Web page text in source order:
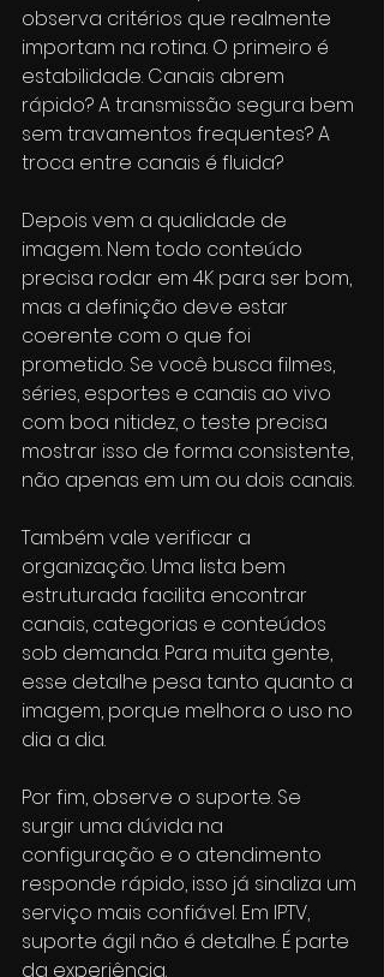
observa critérios que realmente
importam na rotina. O primeiro é
estabilidade. Canais abrem
rápido? A transmissão segura bem
sem travamentos frequentes? A
troca entre canais é fluida?
Depois vem a qualidade de
imagem. Nem todo conteúdo
precisa rodar em 4K para ser bom,
mas a definição deve estar
coerente com o que foi
prometido. Se você busca filmes,
séries, esportes e canais ao vivo
com boa nitidez, o teste precisa
mostrar isso de forma consistente,
não apenas em um ou dois canais.
Também vale verificar a
organização. Uma lista bem
estruturada facilita encontrar
canais, categorias e conteúdos
sob demanda. Para muita gente,
esse detalhe pesa tanto quanto a
imagem, porque melhora o uso no
dia a dia.
Por fim, observe o suporte. Se
surgir uma dúvida na
configuração e o atendimento
responde rápido, isso já sinaliza um
serviço mais confiável. Em IPTV,
suporte ágil não é detalhe. É parte
da experiência.